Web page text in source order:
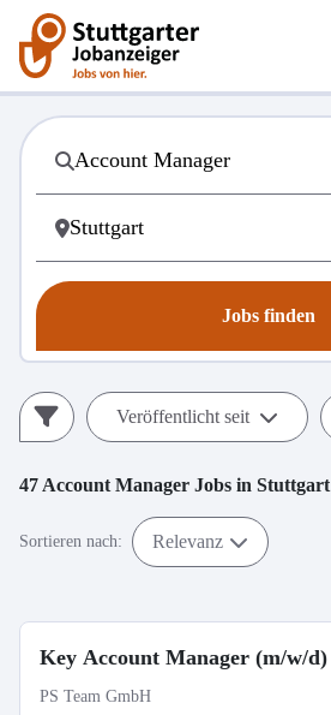
Jobs finden
Veröffentlicht seit
47 Account Manager Jobs in Stuttgart
Sortieren nach: Relevanz
Key Account Manager (m/w/d)
PS Team GmbH